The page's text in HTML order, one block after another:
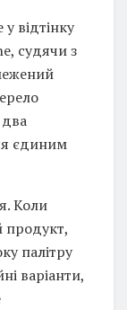
відтінку
судячи з
єдиним
Коли
продукт,
палітру
варіанти,